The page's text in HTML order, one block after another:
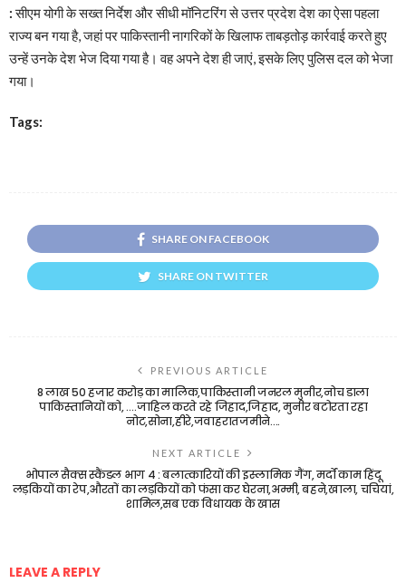
:सीएम योगी के सख्त निर्देश और सीधी मॉनिटरिंग से उत्तर प्रदेश देश का ऐसा पहला
राज्य बन गया है, जहां पर पाकिस्तानी नागरिकों के खिलाफ ताबड़तोड़ कार्रवाई करते हुए
उन्हें उनके देश भेज दिया गया है। वह अपने देश ही जाएं, इसके लिए पुलिस दल को भेजा
गया।
Tags:
SHARE ON FACEBOOK
SHARE ON TWITTER
PREVIOUS ARTICLE
8 लाख 50 हजार करोड़ का मालिक,पाकिस्तानी जनरल मुनीर,नोच डाला
पाकिस्तानियों को, ….जाहिल करते रहे जिहाद,जिहाद, मुनीर बटोरता रहा
नोट,सोना,हीरे,जवाहरातजमीने….
NEXT ARTICLE
भोपाल सैक्स स्कैंडल भाग 4 : बलात्कारियों की इस्लामिक गैंग, मर्दों काम हिंदू
लड़कियों का रेप,औरतों का लड़कियों को फंसा कर घेरना,अम्मी, बहने,खाला, चचियां,
शामिल,सब एक विधायक के खास
LEAVE A REPLY